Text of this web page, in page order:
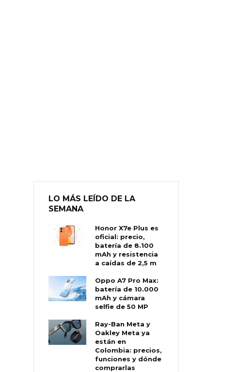
LO MÁS LEÍDO DE LA
SEMANA
Honor X7e Plus es
oficial: precio,
batería de 8.100
mAh y resistencia
a caídas de 2,5 m
Oppo A7 Pro Max:
batería de 10.000
mAh y cámara
selfie de 50 MP
Ray-Ban Meta y
Oakley Meta ya
están en
Colombia: precios,
funciones y dónde
comprarlas